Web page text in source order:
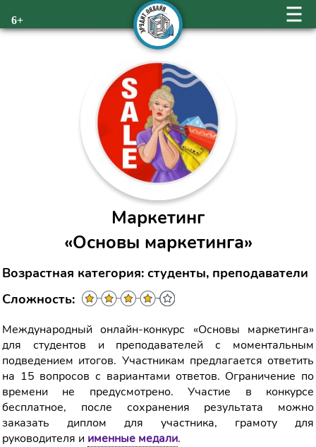
6+
Маркетинг
«Основы маркетинга»
Возрастная категория: студенты, преподаватели
Сложность:
Международный онлайн-конкурс «Основы маркетинга»
для студентов и преподавателей с моментальным
подведением итогов. Участникам предлагается ответить
на 15 вопросов с вариантами ответов. Ограничение по
времени не предусмотрено. Участие в конкурсе
бесплатное, после сохранения результата можно
заказать диплом для участника, грамоту для
руководителя и именные медали.